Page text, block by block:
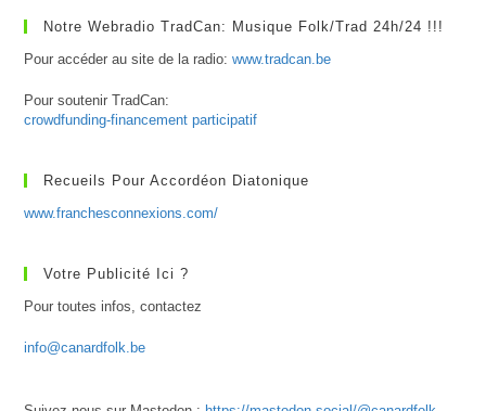
Notre Webradio TradCan: Musique Folk/Trad 24h/24 !!!
Pour accéder au site de la radio:www.tradcan.be
Pour soutenir TradCan:
crowdfunding-financement participatif
Recueils Pour Accordéon Diatonique
www.franchesconnexions.com/
Votre Publicité Ici ?
Pour toutes infos, contactez
info@canardfolk.be